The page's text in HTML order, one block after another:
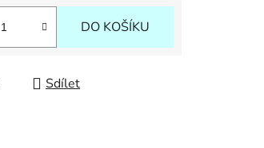
DO KOŠÍKU
Sdílet